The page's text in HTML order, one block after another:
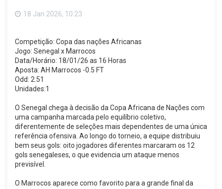
18 Jan 2026, 10:23
Competição: Copa das nações Africanas
Jogo: Senegal x Marrocos
Data/Horário: 18/01/26 as 16 Horas
Aposta: AH Marrocos -0.5 FT
Odd: 2.51
Unidades:1
O Senegal chega à decisão da Copa Africana de Nações com
uma campanha marcada pelo equilíbrio coletivo,
diferentemente de seleções mais dependentes de uma única
referência ofensiva. Ao longo do torneio, a equipe distribuiu
bem seus gols: oito jogadores diferentes marcaram os 12
gols senegaleses, o que evidencia um ataque menos
previsível.
O Marrocos aparece como favorito para a grande final da